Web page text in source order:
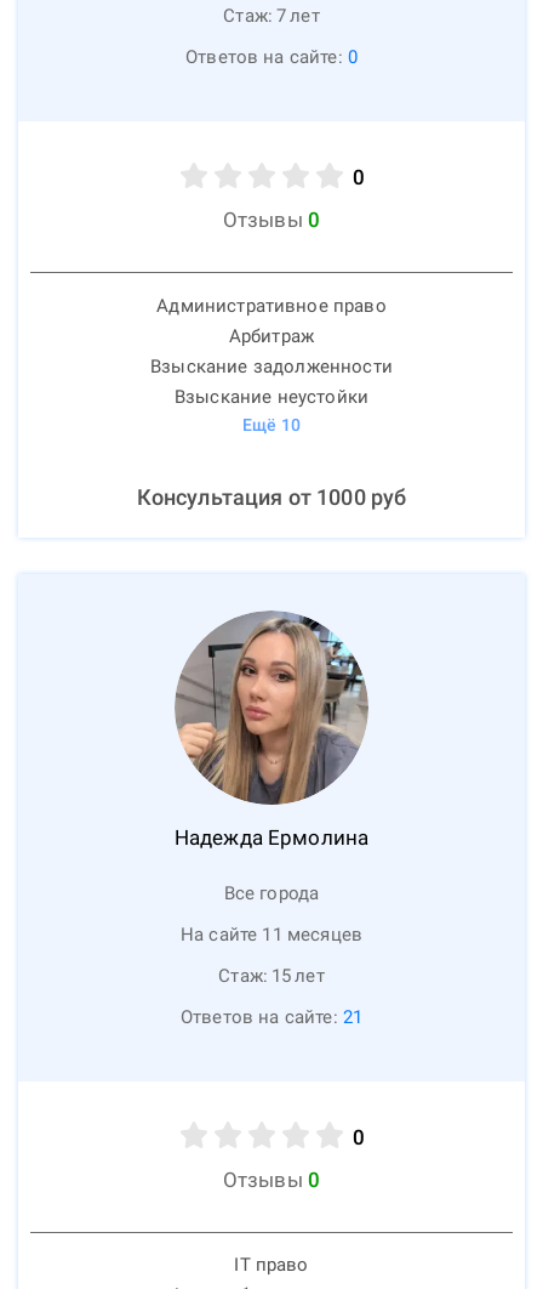
Стаж: 7лет
Ответов на сайте: 0
0
Отзывы 0
Административное право
Арбитраж
Взыскание задолженности
Взыскание неустойки
Ещё 10
Консультация от 1000руб
Надежда Ермолина
Все города
На сайте 11 месяцев
Стаж: 15лет
Ответов на сайте: 21
0
Отзывы 0
IT право